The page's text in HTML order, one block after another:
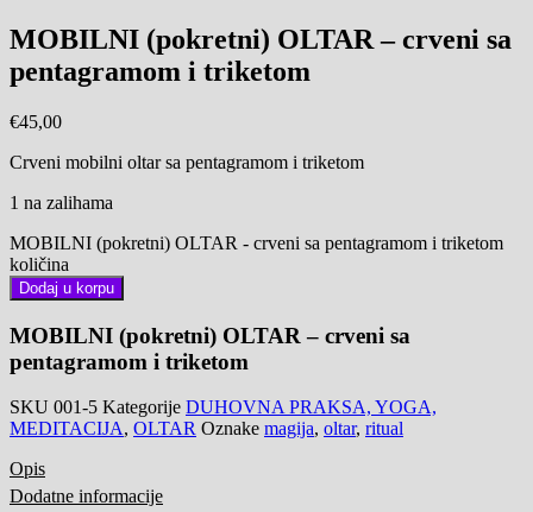
MOBILNI (pokretni) OLTAR – crveni sa
pentagramom i triketom
€45,00
Crveni mobilni oltar sa pentagramom i triketom
1 na zalihama
MOBILNI (pokretni) OLTAR - crveni sa pentagramom i triketom
količina
Dodaj u korpu
MOBILNI (pokretni) OLTAR – crveni sa
pentagramom i triketom
SKU 001-5 Kategorije DUHOVNA PRAKSA, YOGA,
MEDITACIJA, OLTAR Oznake magija, oltar, ritual
Opis
Dodatne informacije